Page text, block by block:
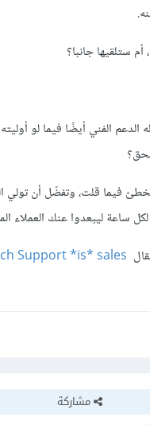
.
أم ستلقيهاجانبا؟
الدعم الفني أيضًا فيمالوأوليته
فيما قلت،وتفضّل أنتولي
لكل ساعةليبعدواعنك العملاء
Support *is* sales
مشاركة